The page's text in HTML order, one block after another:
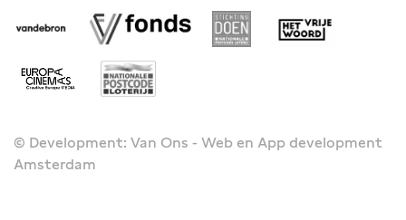
© Development: Van Ons - Web en App development
Amsterdam